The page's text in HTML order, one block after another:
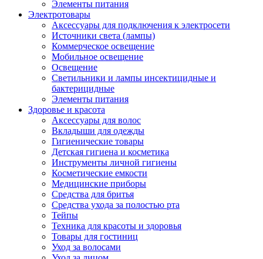
Элементы питания
Электротовары
Аксессуары для подключения к электросети
Источники света (лампы)
Коммерческое освещение
Мобильное освещение
Освещение
Светильники и лампы инсектицидные и
бактерицидные
Элементы питания
Здоровье и красота
Аксессуары для волос
Вкладыши для одежды
Гигиенические товары
Детская гигиена и косметика
Инструменты личной гигиены
Косметические емкости
Медицинские приборы
Средства для бритья
Средства ухода за полостью рта
Тейпы
Техника для красоты и здоровья
Товары для гостиниц
Уход за волосами